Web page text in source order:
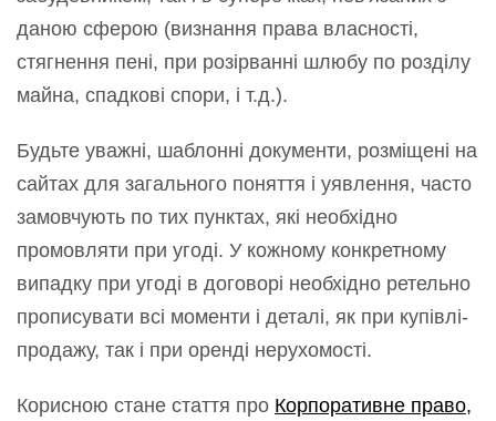
даною сферою (визнання права власності,
стягнення пені, при розірванні шлюбу по розділу
майна, спадкові спори, і т.д.).
Будьте уважні, шаблонні документи, розміщені на
сайтах для загального поняття і уявлення, часто
замовчують по тих пунктах, які необхідно
промовляти при угоді. У кожному конкретному
випадку при угоді в договорі необхідно ретельно
прописувати всі моменти і деталі, як при купівлі-
продажу, так і при оренді нерухомості.
Корисною стане стаття про Корпоративне право,